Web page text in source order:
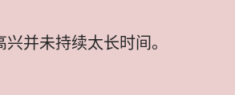
并未持续太长时间。